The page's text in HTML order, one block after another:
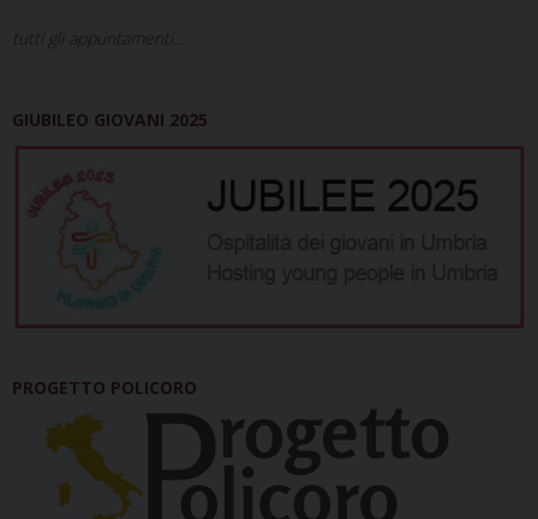
tutti gli appuntamenti...
GIUBILEO GIOVANI 2025
PROGETTO POLICORO